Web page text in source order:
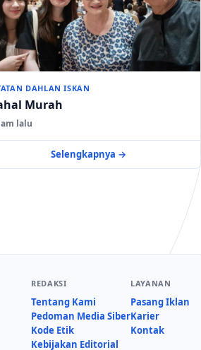
DAHLAN ISKAN
Murah
lalu
Selengkapnya →
REDAKSI
Tentang Kami
Pedoman Media Siber
Kode Etik
Kebijakan Editorial
LAYANAN
Pasang Iklan
Karier
Kontak